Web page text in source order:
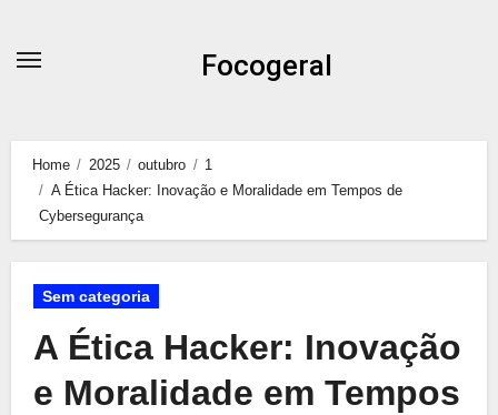
Focogeral
Home 2025 outubro
1
A Ética Hacker: Inovação e Moralidade em Tempos de
Cybersegurança
Sem categoria
A Ética Hacker: Inovação
e Moralidade em Tempos